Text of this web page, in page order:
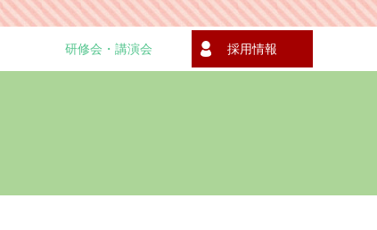
研修会・講演会 採用情報